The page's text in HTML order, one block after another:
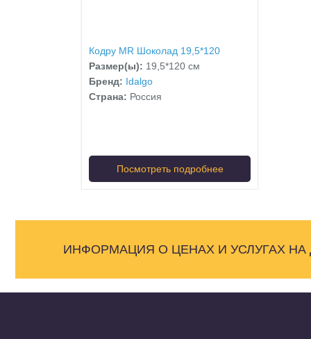
Кодру MR Шоколад 19,5*120
Размер(ы): 19,5*120 см
Бренд: Idalgo
Страна: Россия
Посмотреть подробнее
ИНФОРМАЦИЯ О ЦЕНАХ И УСЛУГАХ